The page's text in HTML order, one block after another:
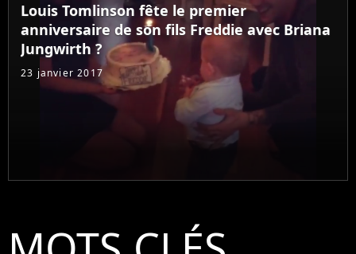
Louis Tomlinson fête le premier
anniversaire de son fils Freddie avec Briana
Jungwirth ?
23 janvier 2017